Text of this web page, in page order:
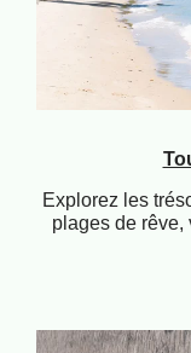
Explorez les
plages de rêve,